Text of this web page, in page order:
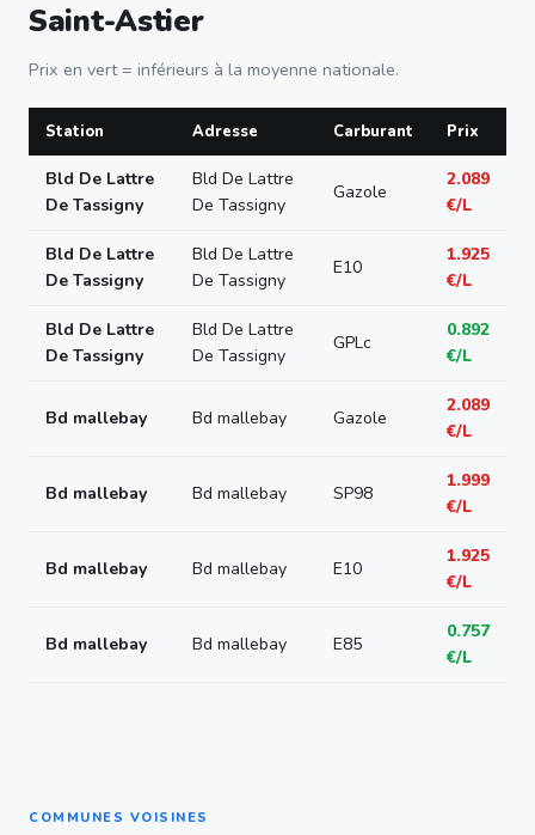
Saint-Astier
Prix en vert = inférieurs à la moyenne nationale.
Station Adresse Carburant Prix
Bld De Lattre
De Tassigny
Bld De Lattre
De Tassigny
Gazole
2.089
€/L
Bld De Lattre
De Tassigny
Bld De Lattre
De Tassigny
E10
1.925
€/L
Bld De Lattre
De Tassigny
Bld De Lattre
De Tassigny
GPLc
0.892
€/L
Bd mallebay Bd mallebay Gazole
2.089
€/L
Bd mallebay Bd mallebay SP98
1.999
€/L
Bd mallebay Bd mallebay E10
1.925
€/L
Bd mallebay Bd mallebay E85
0.757
€/L
COMMUNES VOISINES